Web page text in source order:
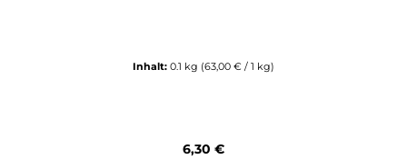
Inhalt: 0.1 kg (63,00 € / 1 kg)
Regulärer Preis:
6,30 €